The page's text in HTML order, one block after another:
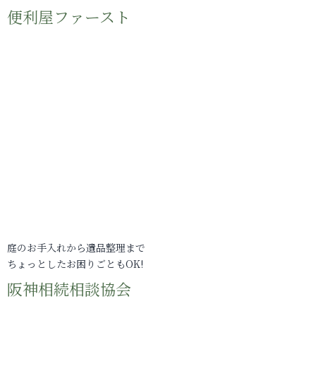
便利屋ファースト
庭のお手入れから遺品整理まで
ちょっとしたお困りごともOK!
阪神相続相談協会